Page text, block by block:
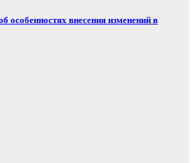
особенностях внесения изменений в